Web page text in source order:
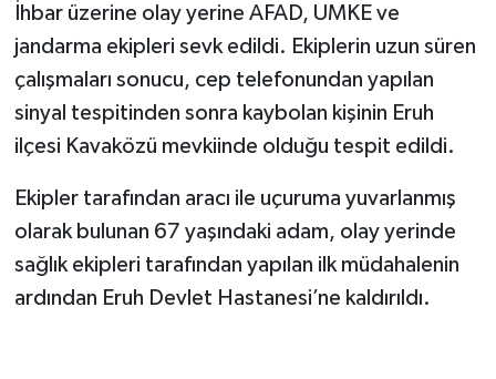
İhbar üzerine olay yerine AFAD, UMKE ve
jandarma ekipleri sevk edildi. Ekiplerin uzun süren
çalışmaları sonucu, cep telefonundan yapılan
sinyal tespitinden sonra kaybolan kişinin Eruh
ilçesi Kavaközü mevkiinde olduğu tespit edildi.
Ekipler tarafından aracı ile uçuruma yuvarlanmış
olarak bulunan 67 yaşındaki adam, olay yerinde
sağlık ekipleri tarafından yapılan ilk müdahalenin
ardından Eruh Devlet Hastanesi’ne kaldırıldı.